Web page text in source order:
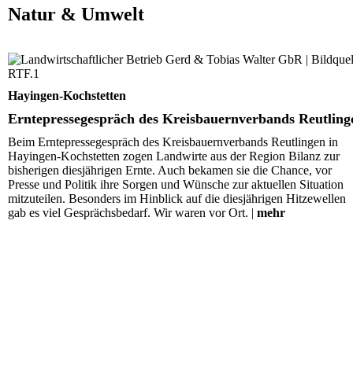
Natur & Umwelt
Erntepressegespräch des Kreisbauernverbands
Hayingen-Kochstetten
Erntepressegespräch des Kreisbauernverbands
Beim Erntepressegespräch des Kreisbauernverbands Reutlingen in
Hayingen-Kochstetten zogen Landwirte aus der Region Bilanz zur
bisherigen diesjährigen Ernte. Auch bekamen sie die Chance, vor
Presse und Politik ihre Sorgen und Wünsche zur aktuellen Situation
mitzuteilen. Besonders im Hinblick auf die diesjährigen Hitzewellen
gab es viel Gesprächsbedarf. Wir waren vor Ort. | mehr